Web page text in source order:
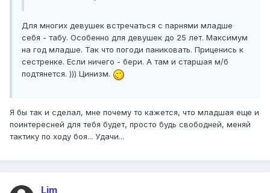
Для многих девушек встречаться с парнями младше
себя - табу. Особенно для девушек до 25 лет. Максимум
на год младше. Так что погоди паниковать. Приценись к
сестренке. Если ничего - бери. А там и старшая м/б
подтянется. ))) Цинизм.
Я бы так и сделал, мне почему то кажется, что младшая еще и
поинтересней для тебя будет, просто будь свободней, меняй
тактику по ходу боя... Удачи...
Lim